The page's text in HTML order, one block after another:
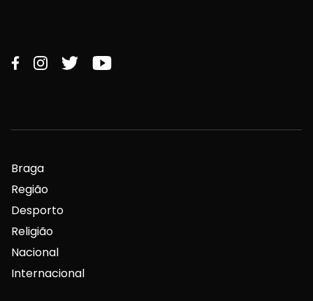
Braga
Região
Desporto
Religião
Nacional
Internacional